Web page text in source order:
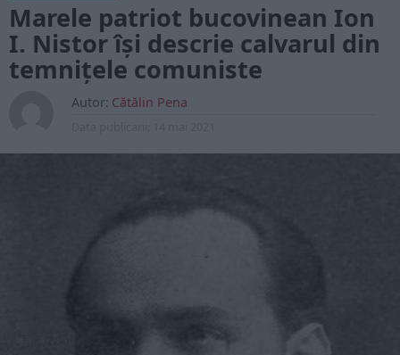
Marele patriot bucovinean Ion
I. Nistor își descrie calvarul din
temnițele comuniste
Autor: Cătălin Pena